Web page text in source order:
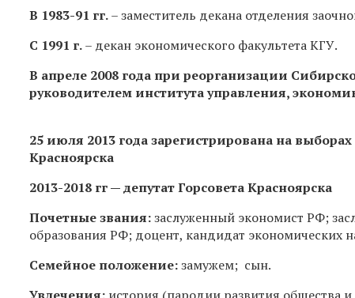
В 1983-91 гг.– заместитель декана отделения
С 1991 г.– декан экономического факультета КГУ.
В апреле 2008 года при реорганизации
руководителем института управления,
25 июля 2013 года зарегистрирована на
Красноярска
2013-2018 гг — депутат Горсовета Красноярска
Почетные звания:заслуженный экономист РФ;
образования РФ; доцент, кандидат экономических
Семейное положение:замужем; сын.